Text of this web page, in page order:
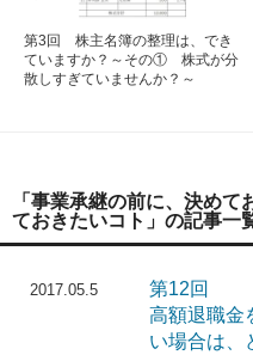
第3回 株主名簿の整理は、でき
ていますか？～その① 株式が分
散しすぎていませんか？～
「事業承継の前に、決め
ておきたいコト」の記事一
2017.05.5
第12回
高額退職金
い場合は、